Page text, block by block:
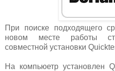
При поиске подходящего
новом месте работы
совместной установки
На компьюетр установлен